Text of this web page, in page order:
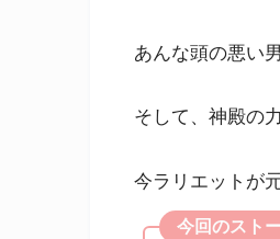
あんな頭の悪い
そして、神殿の
今ラリエットが
今回のスト